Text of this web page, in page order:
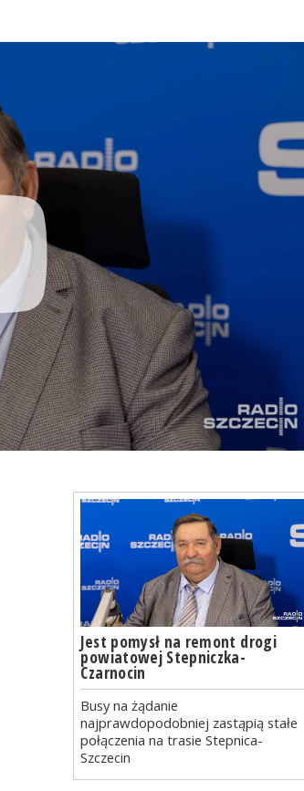
Jest pomysł na remont drogi
powiatowej Stepniczka-
Czarnocin
Busy na żądanie
najprawdopodobniej zastąpią stałe
połączenia na trasie Stepnica-
Szczecin